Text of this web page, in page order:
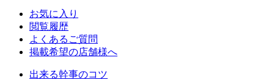
お気に入り
閲覧履歴
よくあるご質問
掲載希望の店舗様へ
出来る幹事のコツ